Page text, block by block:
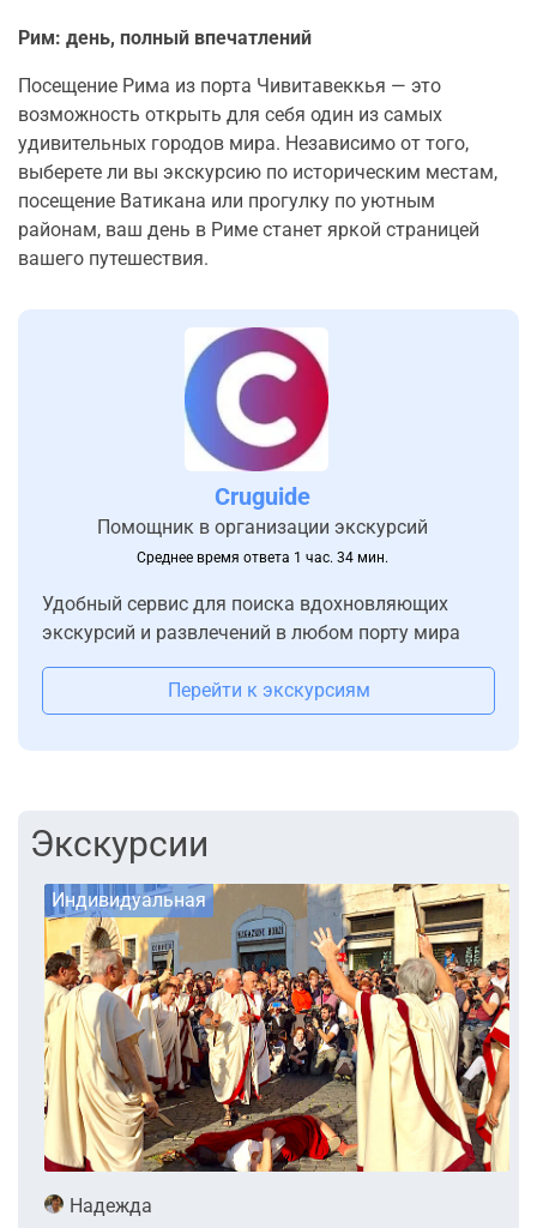
Рим: день, полный впечатлений
Посещение Рима из порта Чивитавеккья — это
возможность открыть для себя один из самых
удивительных городов мира. Независимо от того,
выберете ли вы экскурсию по историческим местам,
посещение Ватикана или прогулку по уютным
районам, ваш день в Риме станет яркой страницей
вашего путешествия.
Cruguide
Помощник в организации экскурсий
Среднее время ответа 1 час. 34 мин.
Удобный сервис для поиска вдохновляющих
экскурсий и развлечений в любом порту мира
Перейти к экскурсиям
Экскурсии
Индивидуальная
Надежда